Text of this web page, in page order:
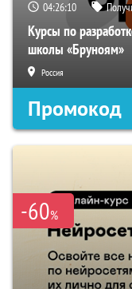
04:26:09
Курсы по
школы «Бруноям»
Россия
Промокод
-60%